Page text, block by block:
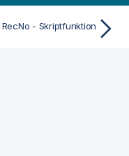
RecNo - Skriptfunktion